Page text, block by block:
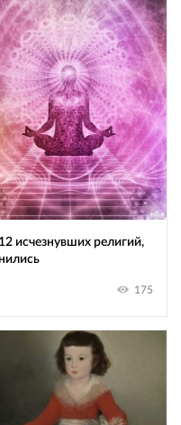
исчезнувших религий,
175